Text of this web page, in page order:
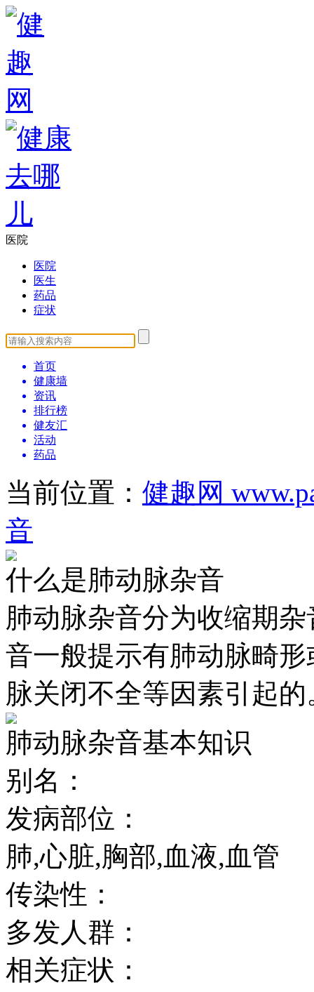
医院
医院
医生
药品
症状
首页
健康墙
资讯
排行榜
健友汇
活动
药品
当前位置： 健趣网
音
什么是肺动脉杂音
肺动脉杂音分为收缩期
音一般提示有肺动脉畸
脉关闭不全等因素引起的
肺动脉杂音基本知识
别名：
发病部位：
肺,心脏,胸部,血液,血管
传染性：
多发人群：
相关症状：